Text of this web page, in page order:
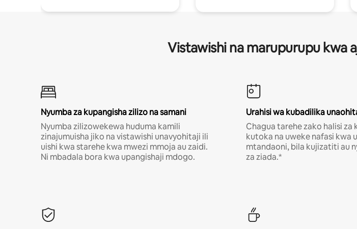
Vistawishi na marupurupu kwa
Nyumba za kupangisha zilizo na samani
Nyumba zilizowekewa huduma kamili
zinajumuisha jiko na vistawishi unavyohitaji ili
uishi kwa starehe kwa mwezi mmoja au zaidi.
Ni mbadala bora kwa upangishaji mdogo.
Urahisi wa kubadilika
Chagua tarehe zako halisi za
kutoka na uweke nafasi kwa
mtandaoni, bila kujizatiti au
za ziada.*